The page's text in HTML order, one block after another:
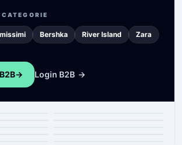
Bershka River Island Zara
-> Login B2B ->